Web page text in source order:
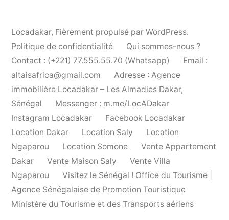
Locadakar, Fièrement propulsé par WordPress.
Politique de confidentialité
Qui sommes-nous ?
Contact : (+221) 77.555.55.70 (Whatsapp)
Email :
altaisafrica@gmail.com
Adresse : Agence
immobilière Locadakar – Les Almadies Dakar,
Sénégal
Messenger : m.me/LocADakar
Instagram Locadakar
Facebook Locadakar
Location Dakar
Location Saly
Location
Ngaparou
Location Somone
Vente Appartement
Dakar
Vente Maison Saly
Vente Villa
Ngaparou
Visitez le Sénégal ! Office du Tourisme |
Agence Sénégalaise de Promotion Touristique
Ministère du Tourisme et des Transports aériens